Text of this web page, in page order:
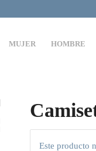
MUJER HOMBRE
Este producto